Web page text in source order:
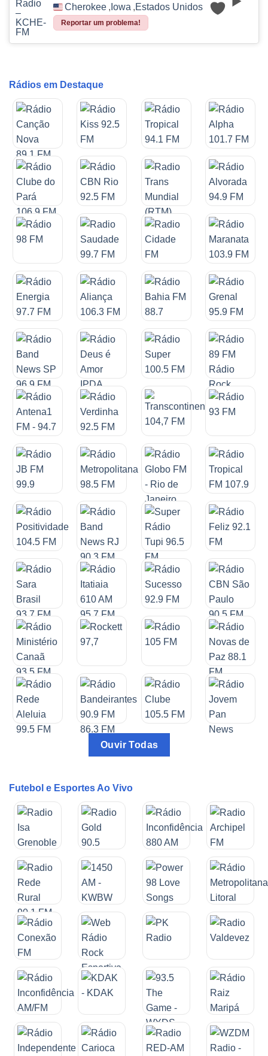
Cherokee , Iowa ,Estados Unidos
Reportar um problema!
Rádios em Destaque
Ouvir Todas
Futebol e Esportes Ao Vivo